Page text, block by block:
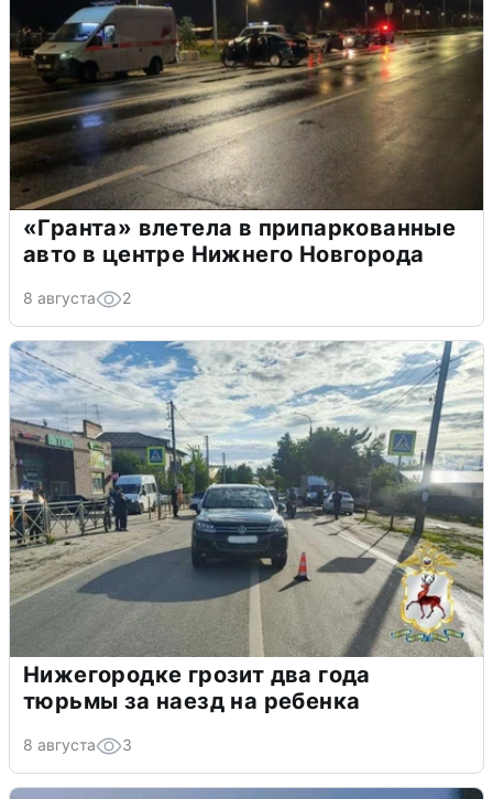
«Гранта» влетела в припаркованные
авто в центре Нижнего Новгорода
8 августа 2
Нижегородке грозит два года
тюрьмы за наезд на ребенка
8 августа 3